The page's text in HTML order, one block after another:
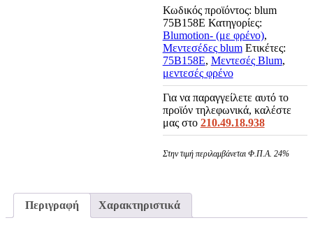
expando16mm
ποσότητα
Κωδικός προϊόντος: blum
75B158E Κατηγορίες:
Blumotion- (με φρένο),
Μεντεσέδες blum Ετικέτες:
75B158E, Μεντεσές Blum,
μεντεσές φρένο
Για να παραγγείλετε αυτό το
προϊόν τηλεφωνικά, καλέστε
μας στο 210.49.18.938
Στην τιμή περιλαμβάνεται Φ.Π.Α. 24%
Περιγραφή Χαρακτηριστικά